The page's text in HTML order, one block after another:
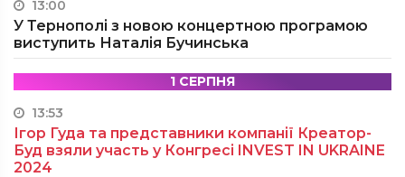
13:00
У Тернополі з новою концертною програмою
виступить Наталія Бучинська
1 СЕРПНЯ
13:53
Ігор Гуда та представники компанії Креатор-
Буд взяли участь у Конгресі INVEST IN UKRAINE
2024